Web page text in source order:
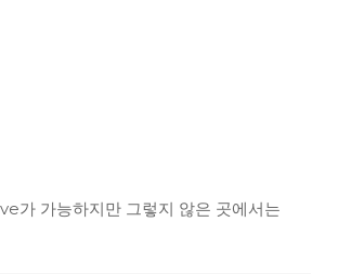
가 가능하지만 그렇지 않은 곳에서는